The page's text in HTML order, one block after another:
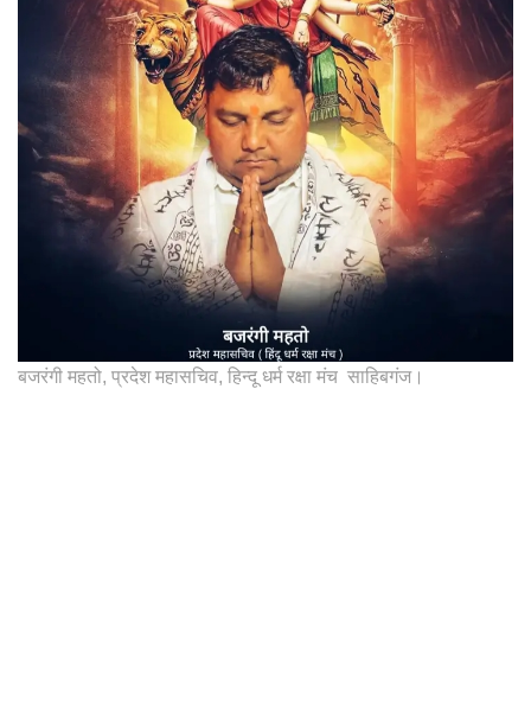
बजरंगी महतो, प्रदेश महासचिव, हिन्दू धर्म रक्षा मंच साहिबगंज।